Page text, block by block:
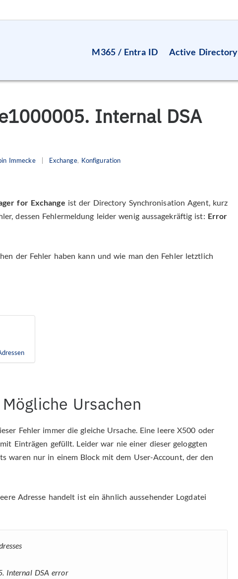
M365 / Entra ID Active Directory
Internal DSA
Immecke Exchange, Konfiguration
for Exchange ist der Directory Synchronisation Agent, kurz
dessen Fehlermeldung leider wenig aussagekräftig ist: Error
der Fehler haben kann und wie man den Fehler letztlich
Ursachen
Fehler immer die gleiche Ursache. Eine leere X500 oder
Einträgen gefüllt. Leider war nie einer dieser geloggten
waren nur in einem Block mit dem User-Account, der den
Adresse handelt ist ein ähnlich aussehender Logdatei
Internal DSA error